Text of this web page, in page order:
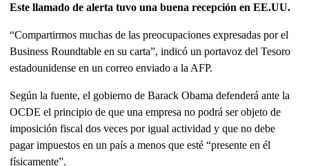
Este llamado de alerta tuvo una buena recepción en EE.UU.
“Compartirmos muchas de las preocupaciones expresadas por el
Business Roundtable en su carta”, indicó un portavoz del Tesoro
estadounidense en un correo enviado a la AFP.
Según la fuente, el gobierno de Barack Obama defenderá ante la
OCDE el principio de que una empresa no podrá ser objeto de
imposición fiscal dos veces por igual actividad y que no debe
pagar impuestos en un país a menos que esté “presente en él
físicamente”.